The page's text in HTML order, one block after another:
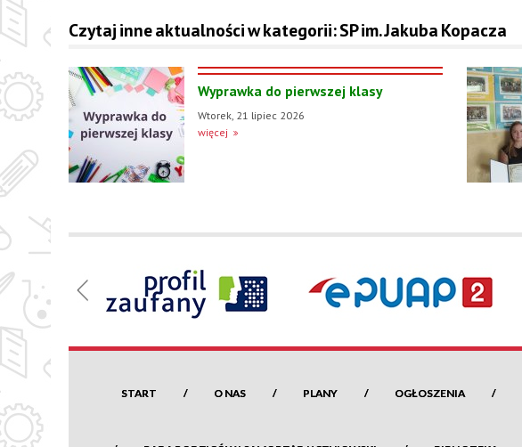
Czytaj inne aktualności w kategorii: SP im. Jakuba Kopacza
Wyprawka do pierwszej klasy
Wtorek, 21 lipiec 2026
więcej
START O NAS PLANY OGŁOSZENIA